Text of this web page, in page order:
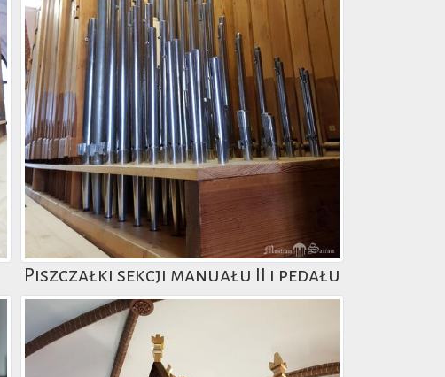
Piszczałki sekcji manuału II i pedału